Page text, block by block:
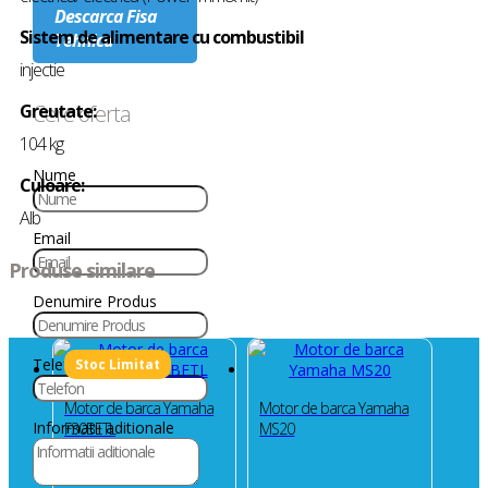
Descarca Fisa
Tehnica
Cere oferta
Nume
Email
Denumire Produs
Telefon
Informatii aditionale
Sistem de alimentare cu combustibil
injectie
Greutate:
104 kg
Culoare:
Alb
Produse similare
Motor de barca Yamaha
F30BETL
Motor de barca Yamaha
MS20